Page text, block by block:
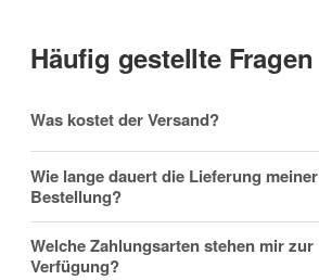
Nachname
Häufig gestellte Fragen
Was kostet der Versand?
Wie lange dauert die Lieferung meiner
Bestellung?
Welche Zahlungsarten stehen mir zur
Verfügung?